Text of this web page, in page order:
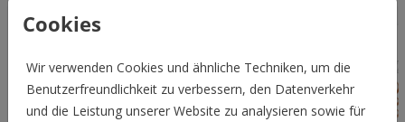
Cookies
Wir verwenden Cookies und ähnliche Techniken, um die
Benutzerfreundlichkeit zu verbessern, den Datenverkehr
und die Leistung unserer Website zu analysieren sowie für